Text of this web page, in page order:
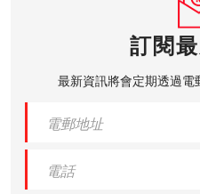
訂閱
最新資訊將會定期透過電